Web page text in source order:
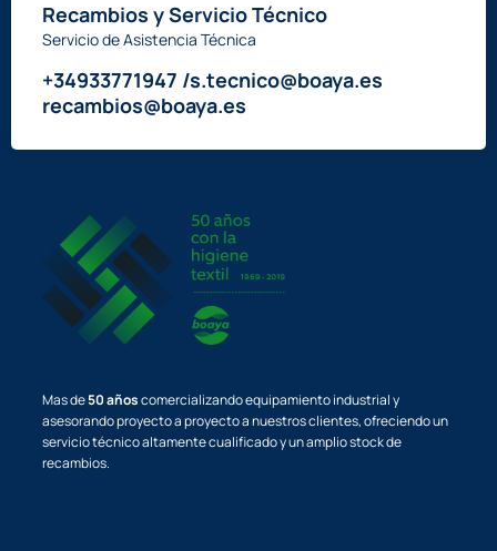
Recambios y Servicio Técnico
Servicio de Asistencia Técnica
+34933771947 /s.tecnico@boaya.es
recambios@boaya.es
Mas de50 añoscomercializando equipamiento industrial y
asesorando proyecto a proyecto a nuestros clientes, ofreciendo un
servicio técnico altamente cualificado y un amplio stock de
recambios.